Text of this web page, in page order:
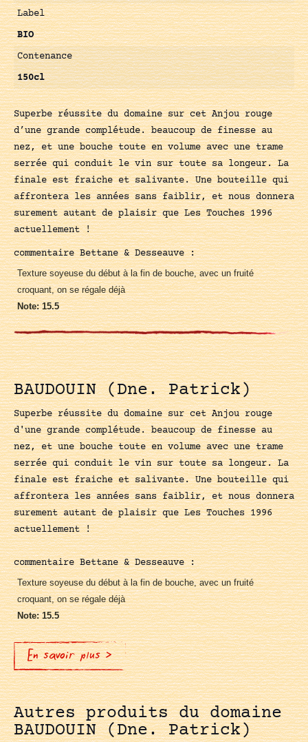
Label
BIO
Contenance
150cl
Superbe réussite du domaine sur cet Anjou rouge
d’une grande complétude. beaucoup de finesse au
nez, et une bouche toute en volume avec une trame
serrée qui conduit le vin sur toute sa longeur. La
finale est fraiche et salivante. Une bouteille qui
affrontera les années sans faiblir, et nous donnera
surement autant de plaisir que Les Touches 1996
actuellement !
commentaire Bettane & Desseauve :
Texture soyeuse du début à la fin de bouche, avec un fruité
croquant, on se régale déjà
Note: 15.5
BAUDOUIN (Dne. Patrick)
Superbe réussite du domaine sur cet Anjou rouge
d'une grande complétude. beaucoup de finesse au
nez, et une bouche toute en volume avec une trame
serrée qui conduit le vin sur toute sa longeur. La
finale est fraiche et salivante. Une bouteille qui
affrontera les années sans faiblir, et nous donnera
surement autant de plaisir que Les Touches 1996
actuellement !
commentaire Bettane & Desseauve :
Texture soyeuse du début à la fin de bouche, avec un fruité
croquant, on se régale déjà
Note: 15.5
En savoir plus >
Autres produits du domaine
BAUDOUIN (Dne. Patrick)